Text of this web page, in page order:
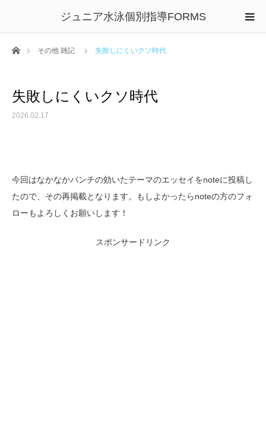
ジュニア水泳個別指導FORMS
ホームその他 雑記 失敗しにくいクソ時代
失敗しにくいクソ時代
2026.02.17
今回はなかなかパンチの効いたテーマのエッセイをnoteに投稿し
たので、その再掲載となります。もしよかったらnoteの方のフォ
ローもよろしくお願いします！
スポンサードリンク